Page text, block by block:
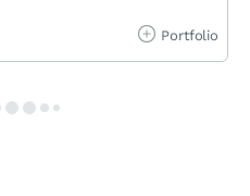
Portfolio